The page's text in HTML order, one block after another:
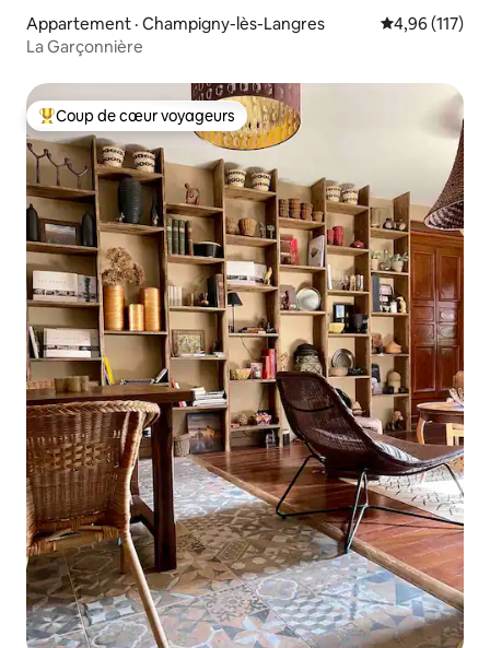
Appartement · Champigny-lès-Langres Note
4,96 (117)
La Garçonnière
Coup de cœur voyageurs parmi les plus aimés
Coup de cœur voyageurs